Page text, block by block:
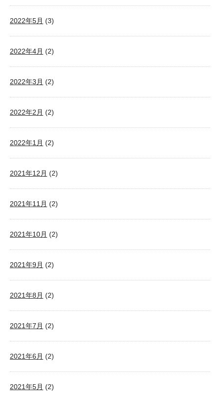
2022年5月 (3)
2022年4月 (2)
2022年3月 (2)
2022年2月 (2)
2022年1月 (2)
2021年12月 (2)
2021年11月 (2)
2021年10月 (2)
2021年9月 (2)
2021年8月 (2)
2021年7月 (2)
2021年6月 (2)
2021年5月 (2)